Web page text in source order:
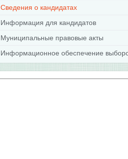
Сведения о кандидатах
Информация для кандидатов
Муниципальные правовые акты
Информационное обеспечение